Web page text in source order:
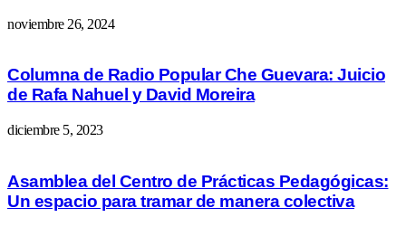
noviembre 26, 2024
Columna de Radio Popular Che Guevara: Juicio
de Rafa Nahuel y David Moreira
diciembre 5, 2023
Asamblea del Centro de Prácticas Pedagógicas:
Un espacio para tramar de manera colectiva